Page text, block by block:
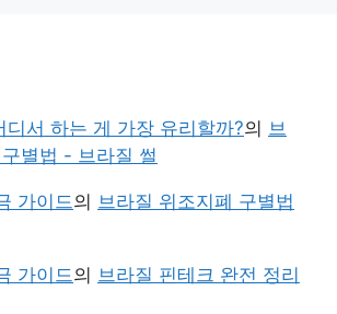
디서 하는 게 가장 유리할까?의 브
별법 - 브라질 썰
가이드의 브라질 위조지폐 구별법
가이드의 브라질 핀테크 완전 정리